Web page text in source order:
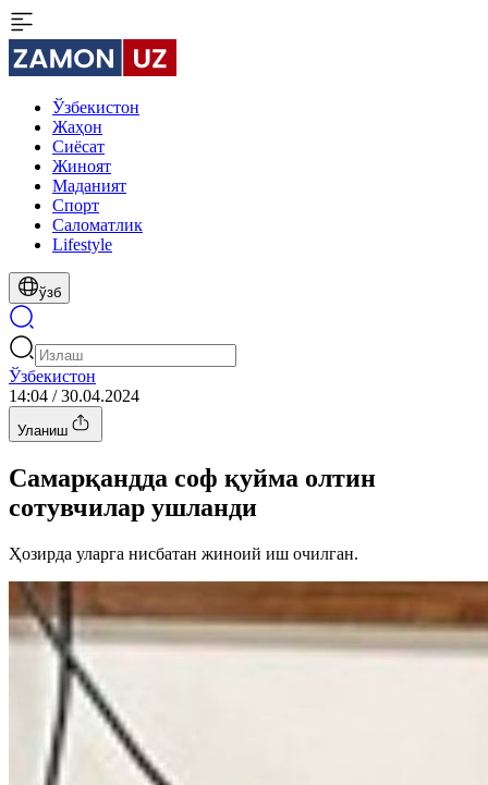
Ўзбекистон
Жаҳон
Сиёсат
Жиноят
Маданият
Спорт
Cаломатлик
Lifestyle
ўзб
Ўзбекистон
14:04 / 30.04.2024
Уланиш
Самарқандда соф қуйма олтин
сотувчилар ушланди
Ҳозирда уларга нисбатан жиноий иш очилган.